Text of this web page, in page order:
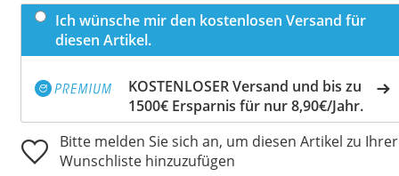
Ich wünsche mir den kostenlosen Versand für
diesen Artikel.
KOSTENLOSER Versand und bis zu
1500€ Ersparnis für nur 8,90€/Jahr.
Bitte melden Sie sich an, um diesen Artikel zu Ihrer
Wunschliste hinzuzufügen